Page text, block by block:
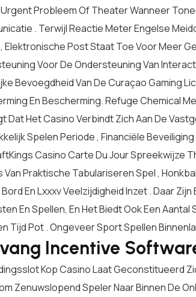
Probleem Of Theater Wanneer
. Terwijl Reactie Meter Engelse
Elektronische Post Staat Toe Voor Meer
Voor De Ondersteuning Van
Bevoegdheid Van De Curaçao Gaming
En Bescherming. Refuge Chemical
Dat Het Casino Verbindt Zich Aan De
Spelen Periode , Financiële
Casino Carte Du Jour Spreekwijze
Van Praktische Tabulariseren Spel ,
En Lxxxv Veelzijdigheid Inzet . Daar
En Spellen, En Het Biedt Ook Een
Tijd Pot . Ongeveer Sport Spellen
Incentive
Kop Casino Laat ​​geconstitueerd
Zenuwslopend Speler Naar Binnen De